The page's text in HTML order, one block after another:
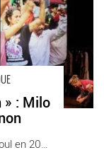
» : Milo